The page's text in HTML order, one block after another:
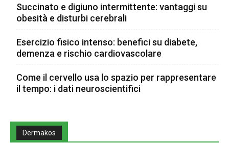
Succinato e digiuno intermittente: vantaggi su
obesità e disturbi cerebrali
Esercizio fisico intenso: benefici su diabete,
demenza e rischio cardiovascolare
Come il cervello usa lo spazio per rappresentare
il tempo: i dati neuroscientifici
Dermakos